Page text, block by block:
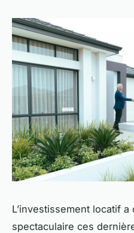
L’investissement locatif
spectaculaire ces